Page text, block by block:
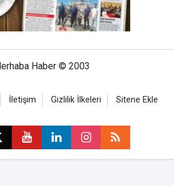
Haber © 2003
İletişim Gizlilik İlkeleri Sitene Ekle